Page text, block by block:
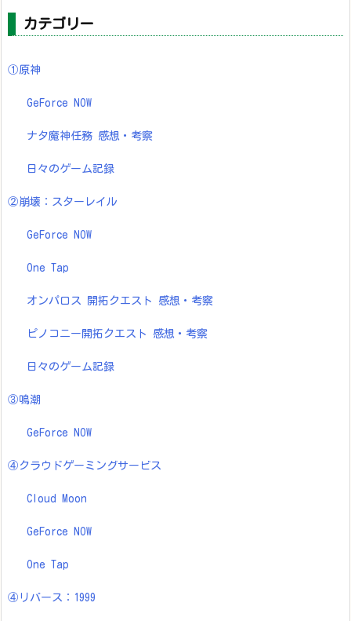
カテゴリー
①原神
GeForce NOW
ナタ魔神任務 感想・考察
日々のゲーム記録
②崩壊：スターレイル
GeForce NOW
One Tap
オンパロス 開拓クエスト 感想・考察
ピノコニー開拓クエスト 感想・考察
日々のゲーム記録
③鳴潮
GeForce NOW
④クラウドゲーミングサービス
Cloud Moon
GeForce NOW
One Tap
④リバース：1999